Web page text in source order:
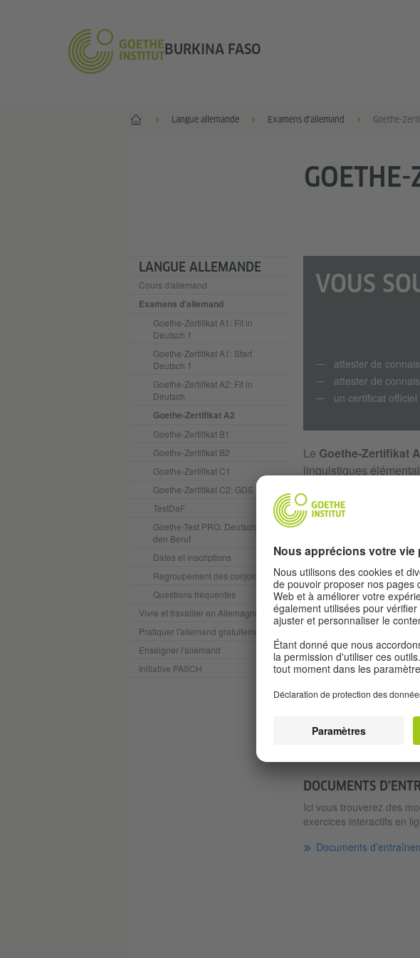
BURKINA FASO
Accueil Langue allemande Examens d'allemand Goethe-
LANGUE ALLEMANDE
Cours d'allemand
Examens d'allemand
Goethe-Zertifikat A1: Fit in
Deutsch 1
Goethe-Zertifikat A1: Start
Deutsch 1
Goethe-Zertifikat A2: Fit in
Deutsch
Goethe-Zertifikat A2
Goethe-Zertifikat B1
Goethe-Zertifikat B2
Goethe-Zertifikat C1
Goethe-Zertifikat C2: GDS
TestDaF
Goethe-Test PRO: Deutsch für
den Beruf
Dates et inscriptions
Regroupement des conjoints
Questions fréquentes
Vivre et travailler en Allemagne
Pratiquer l'allemand gratuitement
Enseigner l'allemand
Initiative PASCH
VOUS
attester de
attester de
un certificat
Le Goethe-Zertifikat
linguistiques
des compétences du
GRÂCE À
pouvez
à des situations
pouvez vous faire
s’agit d’échanger
pouvez décrire
l’environnement
DOCUMENTS
Ici vous trouverez des
exercices interactifs en
Documents